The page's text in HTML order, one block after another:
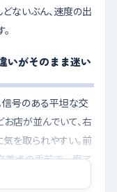
ないぶん、速度の出
いがそのまま迷い
信号のある平坦な交
店が並んでいて、右
を取られやすい。前
差点の手前で一度ア
もうひとつは亀戸